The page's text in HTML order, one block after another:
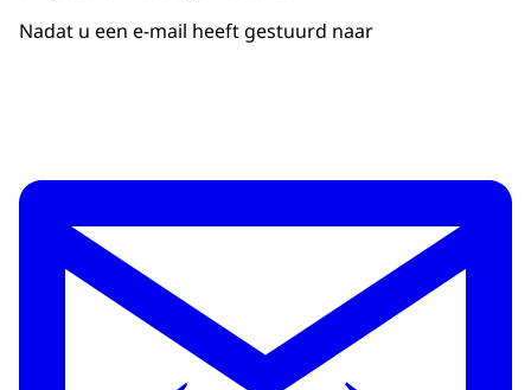
Nadat u een e-mail heeft gestuurd naar